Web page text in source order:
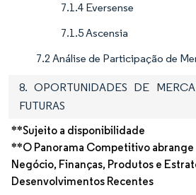
7.1.4 Eversense
7.1.5 Ascensia
7.2 Análise de Participação de
8. OPORTUNIDADES DE
FUTURAS
**Sujeito a disponibilidade
**O Panorama Competitivo abrange
Negócio, Finanças, Produtos e
Desenvolvimentos Recentes